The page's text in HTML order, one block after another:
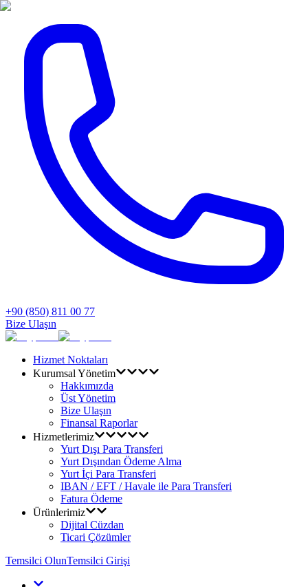
+90 (850) 811 00 77
Bize Ulaşın
Hizmet Noktaları
Kurumsal Yönetim
Hakkımızda
Üst Yönetim
Bize Ulaşın
Finansal Raporlar
Hizmetlerimiz
Yurt Dışı Para Transferi
Yurt Dışından Ödeme Alma
Yurt İçi Para Transferi
IBAN / EFT / Havale ile Para Transferi
Fatura Ödeme
Ürünlerimiz
Dijital Cüzdan
Ticari Çözümler
Temsilci OlunTemsilci Girişi